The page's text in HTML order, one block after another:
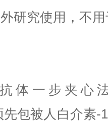
研究使用，不
体一步夹心
先包被人白介素